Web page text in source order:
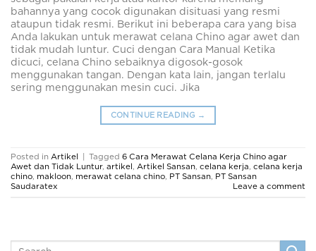
bahannya yang cocok digunakan disituasi yang resmi
ataupun tidak resmi. Berikut ini beberapa cara yang bisa
Anda lakukan untuk merawat celana Chino agar awet dan
tidak mudah luntur. Cuci dengan Cara Manual Ketika
dicuci, celana Chino sebaiknya digosok-gosok
menggunakan tangan. Dengan kata lain, jangan terlalu
sering menggunakan mesin cuci. Jika
CONTINUE READING →
Posted in Artikel Tagged 6 Cara Merawat Celana Kerja Chino agar
Awet dan Tidak Luntur, artikel , Artikel Sansan, celana kerja, celana kerja
chino, makloon, merawat celana chino, PT Sansan, PT Sansan
Saudaratex
Leave a comment